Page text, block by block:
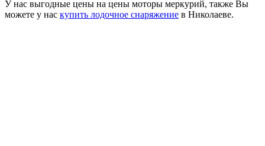
У нас выгодные цены на цены моторы меркурий, также Вы
можете у нас купить лодочное снаряжение в Николаеве.